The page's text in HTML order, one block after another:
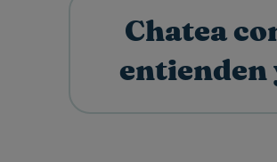
Chatea
entienden